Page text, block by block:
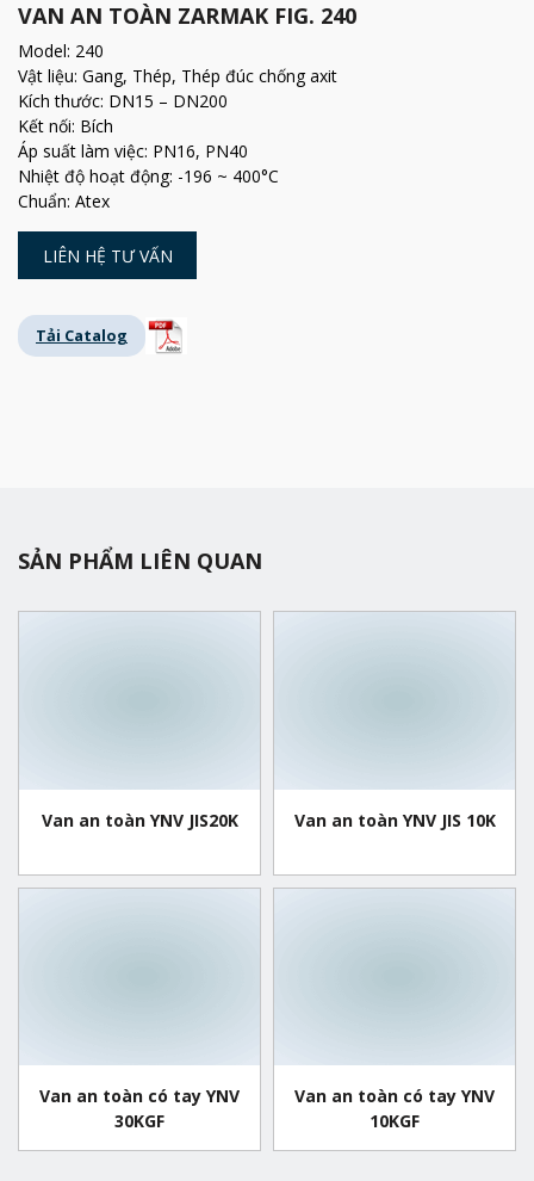
VAN AN TOÀN ZARMAK FIG. 240
Model: 240
Vật liệu: Gang, Thép, Thép đúc chống axit
Kích thước: DN15 – DN200
Kết nối: Bích
Áp suất làm việc: PN16, PN40
Nhiệt độ hoạt động: -196 ~ 400°C
Chuẩn: Atex
LIÊN HỆ TƯ VẤN
Tải Catalog
SẢN PHẨM LIÊN QUAN
Van an toàn YNV JIS20K Van an toàn YNV JIS 10K
Van an toàn có tay YNV
30KGF
Van an toàn có tay YNV
10KGF